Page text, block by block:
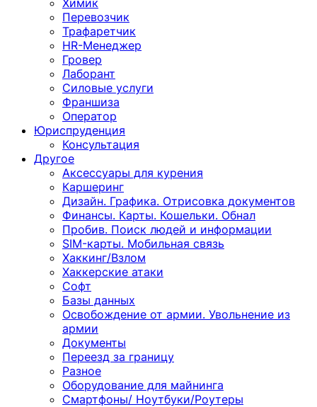
Химик
Перевозчик
Трафаретчик
HR-Менеджер
Гровер
Лаборант
Силовые услуги
Франшиза
Оператор
Юриспруденция
Консультация
Другoе
Аксессуары для курения
Каршеринг
Дизайн. Графика. Отрисовка документов
Финансы. Карты. Кошельки. Обнал
Пробив. Поиск людей и информации
SIM-карты. Мобильная связь
Хаккинг/Взлом
Хаккерские атаки
Софт
Базы данных
Освобождение от армии. Увольнение из
армии
Документы
Переезд за границу
Разное
Оборудование для майнинга
Смартфоны/ Ноутбуки/Роутеры